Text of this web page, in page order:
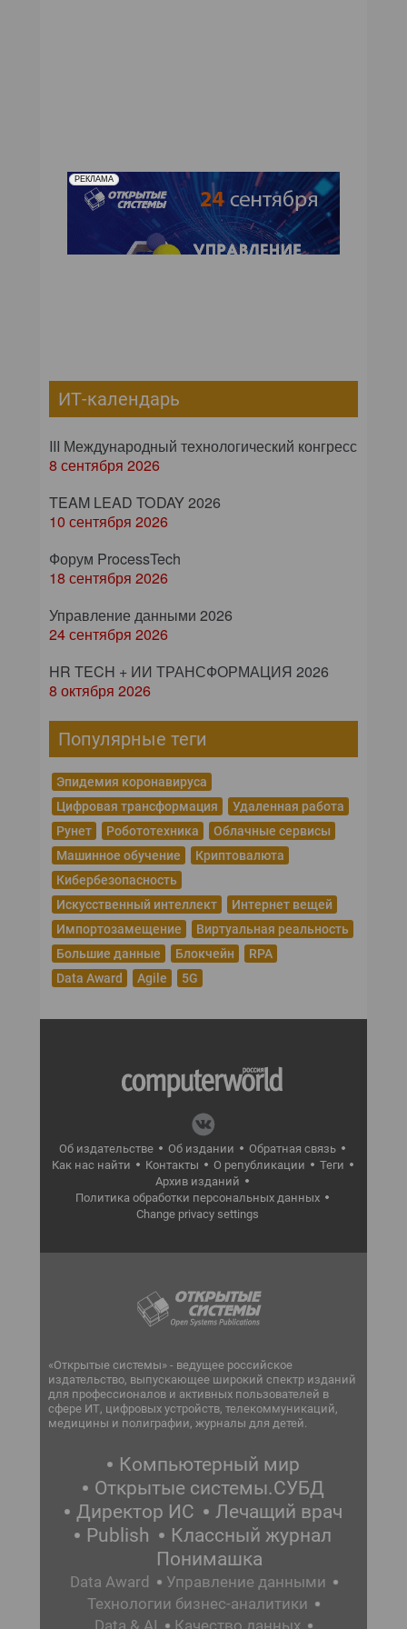
РЕКЛАМА
ИТ-календарь
III Международный технологический конгресс
8 сентября 2026
TEAM LEAD TODAY 2026
10 сентября 2026
Форум ProcessTech
18 сентября 2026
Управление данными 2026
24 сентября 2026
HR TECH + ИИ ТРАНСФОРМАЦИЯ 2026
8 октября 2026
Популярные теги
Эпидемия коронавируса
Цифровая трансформация
Удаленная работа
Рунет
Робототехника
Облачные сервисы
Машинное обучение
Криптовалюта
Кибербезопасность
Искусственный интеллект
Интернет вещей
Импортозамещение
Виртуальная реальность
Большие данные
Блокчейн
RPA
Data Award
Agile 5G
Об издательстве Об издании
Обратная связь
Как нас найти
Контакты О републикации
Теги
Архив изданий
Политика обработки персональных данных
Change privacy settings
«Открытые системы» - ведущее российское
издательство, выпускающее широкий спектр изданий
для профессионалов и активных пользователей в
сфере ИТ, цифровых устройств, телекоммуникаций,
медицины и полиграфии, журналы для детей.
Компьютерный мир
Открытые системы.СУБД
Директор ИС
Лечащий врач
Publish
Классный журнал
Понимашка
Data Award
Управление данными
Технологии бизнес-аналитики
Data & AI
Качество данных